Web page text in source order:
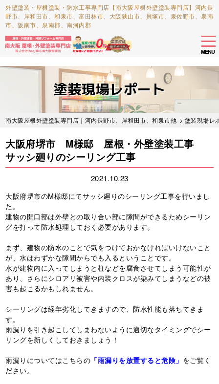
Skip
MENU
外壁塗装・屋根塗装・防水工事専門店【南大阪屋根外壁塗装専門店】河内長
野市、岸和田市、和泉市、富田林市、大阪狭山市、貝塚市、泉佐野市、泉南
市、阪南市、泉南郡、南河内郡
塗装現場レポート
南大阪屋根外壁塗装専門店｜河内長野市、岸和田市、和泉市他 > 塗装現場レ
大阪府堺市 M様邸 屋根・外壁塗装工事
サッシ廻りのシーリング工事
2021.10.23
大阪府堺市のM様邸にてサッシ廻りのシーリング工事を行いまし
た。
建物の開口部は外壁との取り合い部に隙間ができるためシーリン
グを打って防水処理しておく必要があります。
まず、建物の防水のことで気をつけておかなければいけないこと
が、水はわずかな隙間からでも入るということです。
水が建物内に入ってしまうと柱などを腐食させてしまう可能性が
あり、さらにシロアリ被害や内装クロスが染みてしまうなどの被
害も起こるかもしれません。
シーリングは経年劣化してきますので、防水性能も落ちてきま
す。
雨漏りを引き起こしてしまわないように適切なタイミングでシー
リングを新しくしておきましょう！
雨漏りについてはこちらの 「雨漏りを放置すると危険」 をご覧く
ださい。